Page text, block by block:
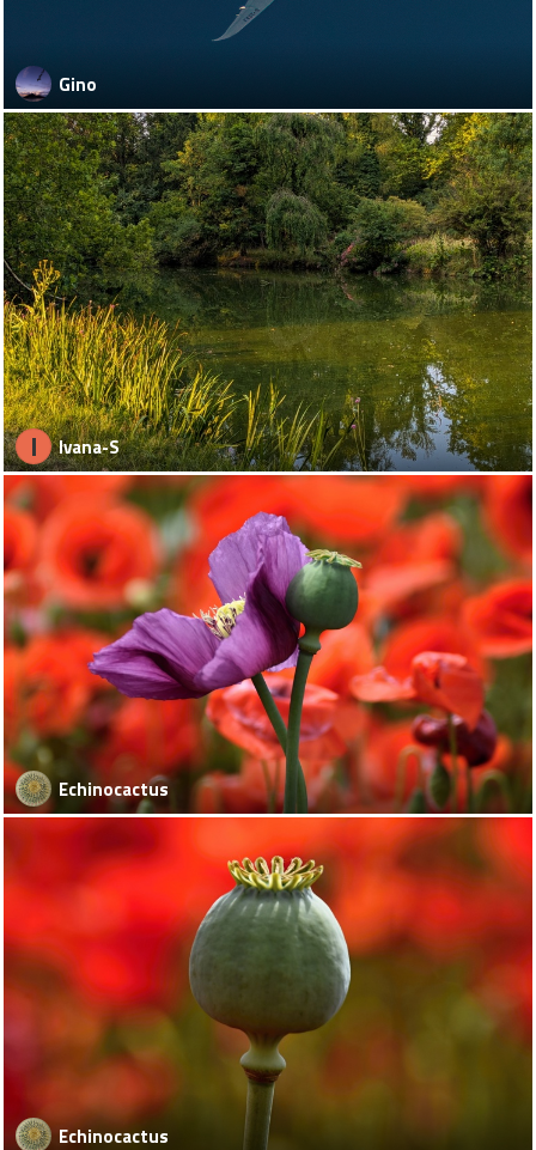
Gino
I Ivana-S
Echinocactus
Echinocactus